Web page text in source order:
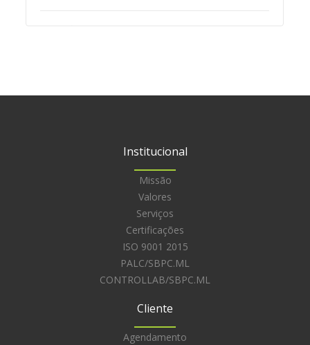
Institucional
Missão
Valores
Serviços
Certificações
ISO 9001 2015
PALC/SBPC.ML
CONTROLLAB/SBPC.ML
Cliente
Agendamento